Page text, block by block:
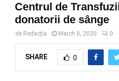
Centrul de
donatorii de sânge
de Redacția March 8, 2020 0
SHARE 0